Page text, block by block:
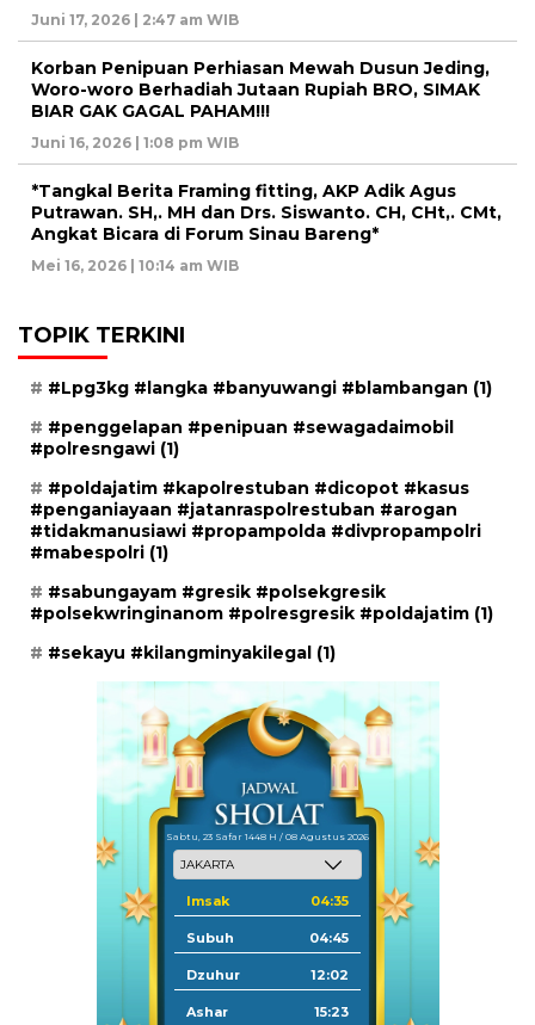
Juni 17, 2026 | 2:47 am WIB
Korban Penipuan Perhiasan Mewah Dusun Jeding,
Woro-woro Berhadiah Jutaan Rupiah BRO, SIMAK
BIAR GAK GAGAL PAHAM!!!
Juni 16, 2026 | 1:08 pm WIB
*Tangkal Berita Framing fitting, AKP Adik Agus
Putrawan. SH,. MH dan Drs. Siswanto. CH, CHt,. CMt,
Angkat Bicara di Forum Sinau Bareng*
Mei 16, 2026 | 10:14 am WIB
TOPIK TERKINI
#Lpg3kg #langka #banyuwangi #blambangan (1)
#penggelapan #penipuan #sewagadaimobil
#polresngawi (1)
#poldajatim #kapolrestuban #dicopot #kasus
#penganiayaan #jatanraspolrestuban #arogan
#tidakmanusiawi #propampolda #divpropampolri
#mabespolri (1)
#sabungayam #gresik #polsekgresik
#polsekwringinanom #polresgresik #poldajatim (1)
#sekayu #kilangminyakilegal (1)
Sabtu, 23 Safar 1448 H / 08 Agustus 2026
Imsak 04:35
Subuh 04:45
Dzuhur 12:02
Ashar 15:23